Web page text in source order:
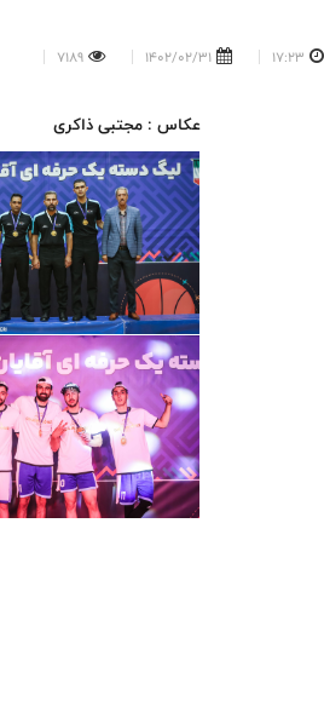
17:23
1402/02/31
7189
عکاس : مجتبی ذاکری